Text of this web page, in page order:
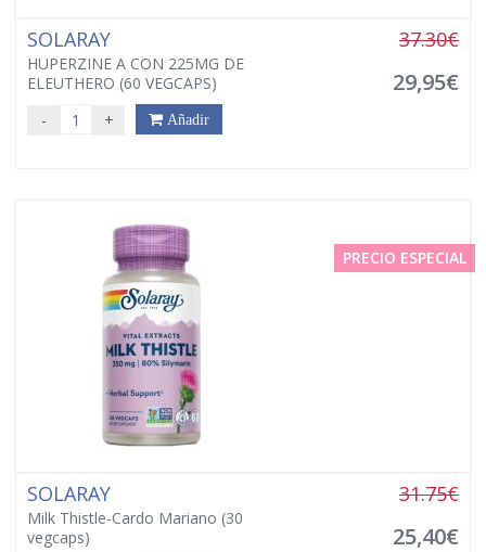
SOLARAY
HUPERZINE A CON 225MG DE
ELEUTHERO (60 VEGCAPS)
37.30€
29,95€
- + Añadir
PRECIO ESPECIAL
SOLARAY
Milk Thistle-Cardo Mariano (30
vegcaps)
31.75€
25,40€